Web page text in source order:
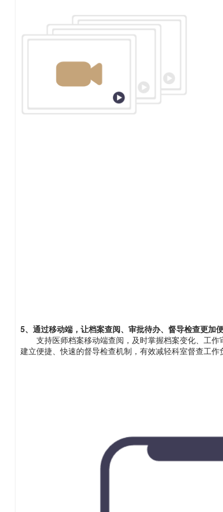
5、通过移动端，让档案查阅、审批待办、督导检查更加
支持医师档案移动端查阅，及时掌握档案变化、工
建立便捷、快速的督导检查机制，有效减轻科室督查工作